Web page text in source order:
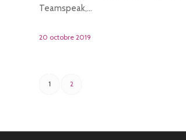
Teamspeak,…
20 octobre 2019
1 2